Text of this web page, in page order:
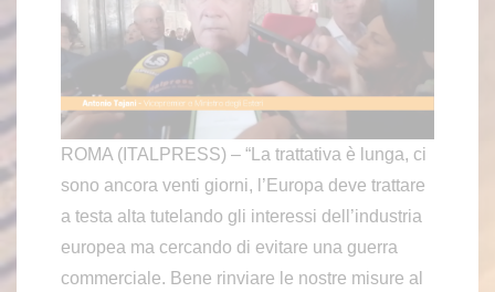
ROMA (ITALPRESS) – “La trattativa è lunga, ci
sono ancora venti giorni, l’Europa deve trattare
a testa alta tutelando gli interessi dell’industria
europea ma cercando di evitare una guerra
commerciale. Bene rinviare le nostre misure al